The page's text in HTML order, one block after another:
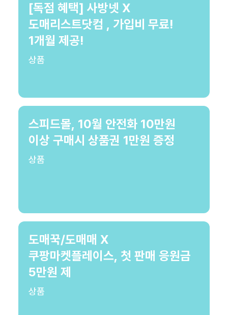
[독점 혜택] 사방넷 X
도매리스트닷컴 , 가입비 무료!
1개월 제공!
상품
스피드몰, 10월 안전화 10만원
이상 구매시 상품권 1만원 증정
상품
도매꾹/도매매 X
쿠팡마켓플레이스, 첫 판매 응원금
5만원 제
상품